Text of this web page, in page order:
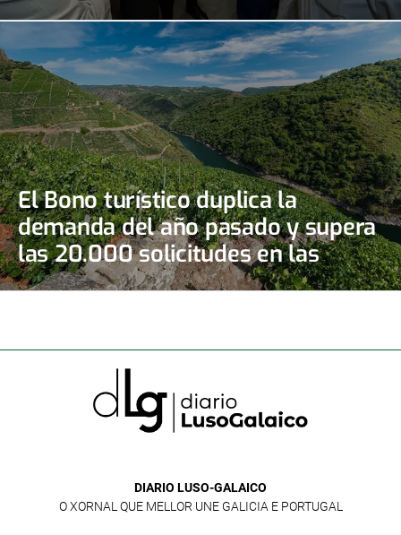
El Bono turístico duplica la
demanda del año pasado y supera
las 20.000 solicitudes en las
primeras doce horas
DIARIO LUSO-GALAICO
O XORNAL QUE MELLOR UNE GALICIA E PORTUGAL